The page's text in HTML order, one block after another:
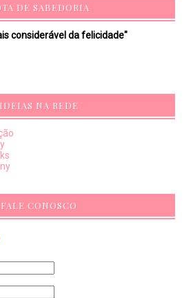
DE SABEDORIA
considerável da felicidade"
IDEIAS NA REDE
FALE CONOSCO